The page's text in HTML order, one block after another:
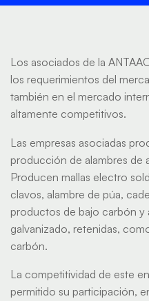
Los asociados de la
los requerimientos del
también en el mercado
altamente competitivos.
Las empresas asociadas
producción de alambres de
Producen mallas electro
clavos, alambre de púa,
productos de bajo carbón y
galvanizado, retenidas,
carbón.
La competitividad de este
permitido su participación,